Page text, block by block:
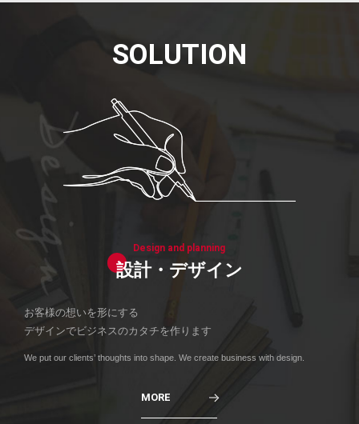
SOLUTION
設計・デザイン
Design and planning
お客様の想いを形にする
デザインでビジネスのカタチを作ります
We put our clients’ thoughts into shape. We create business with design.
MORE